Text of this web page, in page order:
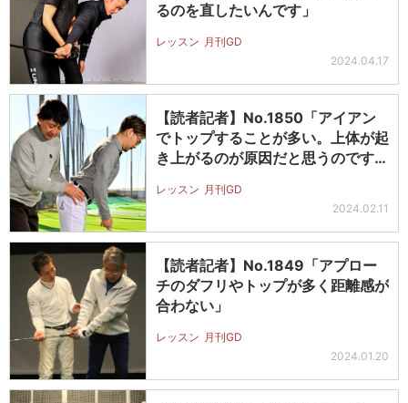
るのを直したいんです」
レッスン 月刊GD
2024.04.17
【読者記者】No.1850「アイアン
でトップすることが多い。上体が起
き上がるのが原因だと思うのです
レッスン 月刊GD
2024.02.11
【読者記者】No.1849「アプロー
チのダフリやトップが多く距離感が
合わない」
レッスン 月刊GD
2024.01.20